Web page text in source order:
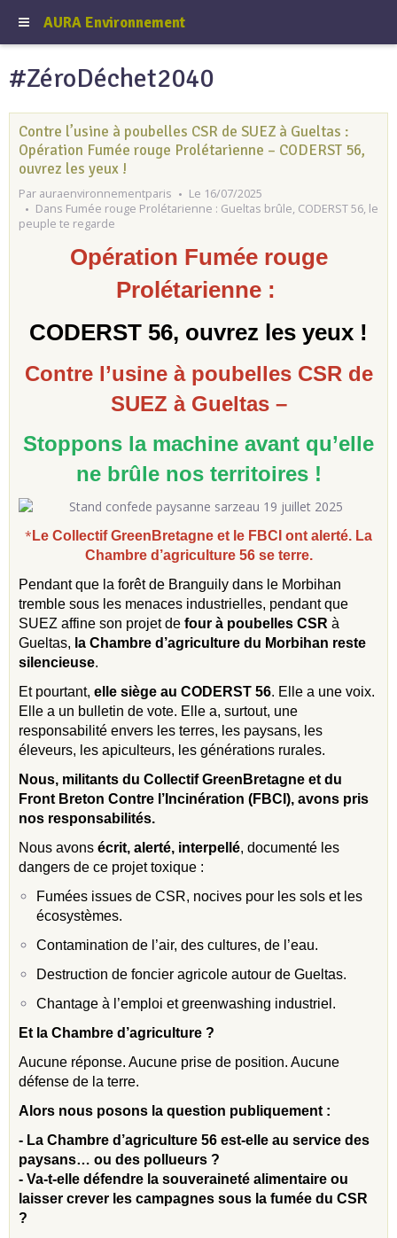
AURA Environnement
#ZéroDéchet2040
Contre l’usine à poubelles CSR de SUEZ à Gueltas :
Opération Fumée rouge Prolétarienne – CODERST 56,
ouvrez les yeux !
Par auraenvironnementparis
Le 16/07/2025
Dans Fumée rouge Prolétarienne : Gueltas brûle, CODERST 56, le
peuple te regarde
Opération Fumée rouge
Prolétarienne :
CODERST 56, ouvrez les yeux !
Contre l’usine à poubelles CSR de
SUEZ à Gueltas –
Stoppons la machine avant qu’elle
ne brûle nos territoires !
* Le Collectif GreenBretagne et le FBCI ont alerté. La
Chambre d’agriculture 56 se terre.
Pendant que la forêt de Branguily dans le Morbihan
tremble sous les menaces industrielles, pendant que
SUEZ affine son projet de four à poubelles CSR à
Gueltas, la Chambre d’agriculture du Morbihan reste
silencieuse.
Et pourtant, elle siège au CODERST 56. Elle a une voix.
Elle a un bulletin de vote. Elle a, surtout, une
responsabilité envers les terres, les paysans, les
éleveurs, les apiculteurs, les générations rurales.
Nous, militants du Collectif GreenBretagne et du
Front Breton Contre l’Incinération (FBCI), avons pris
nos responsabilités.
Nous avons écrit, alerté, interpellé, documenté les
dangers de ce projet toxique :
Fumées issues de CSR, nocives pour les sols et les
écosystèmes.
Contamination de l’air, des cultures, de l’eau.
Destruction de foncier agricole autour de Gueltas.
Chantage à l’emploi et greenwashing industriel.
Et la Chambre d’agriculture ?
Aucune réponse. Aucune prise de position. Aucune
défense de la terre.
Alors nous posons la question publiquement :
- La Chambre d’agriculture 56 est-elle au service des
paysans… ou des pollueurs ?
- Va-t-elle défendre la souveraineté alimentaire ou
laisser crever les campagnes sous la fumée du CSR
?